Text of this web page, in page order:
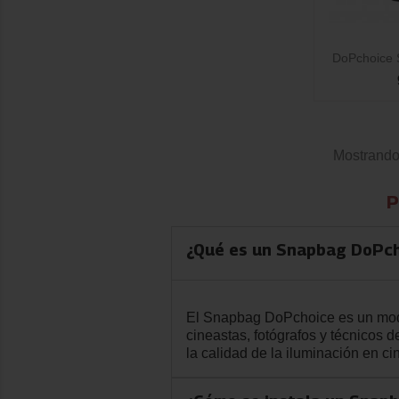
DoPchoice

¿Qué es un Snapbag
El Snapbag DoPchoice es un
cineastas, fotógrafos y técnicos
la calidad de la iluminación en